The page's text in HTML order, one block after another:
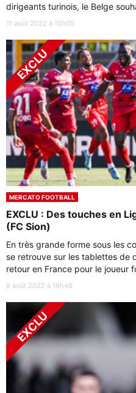
dirigeants turinois, le Belge
11 août 2022 à 15h05
MERCATO FOOTBALL
EXCLU : Des touches en
(FC Sion)
En très grande forme sous les
se retrouve sur les tablettes de
retour en France pour le joueur
9 août 2022 à 19h46